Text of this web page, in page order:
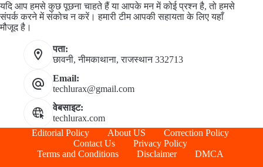
यदि आप हमसे कुछ पूछना चाहते हैं या आपके मन में कोई प्रश्न है, तो हमसे
संपर्क करने में संकोच न करें। हमारी टीम आपकी सहायता के लिए यहाँ
मौजूद है।
पता:
छावनी, नीमकाथाना, राजस्थान 332713
Email:
techlurax@gmail.com
वेबसाइट:
techlurax.com
Editorial Policy
About US
Correction Policy
Contact Us
Privacy Policy
Terms and Conditions
Disclaimer DMCA